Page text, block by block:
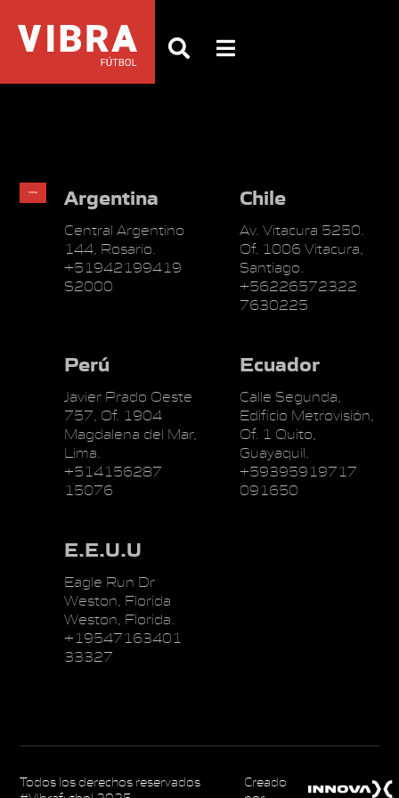
Argentina
Central Argentino
144, Rosario.
+51942199419
S2000
Chile
Av. Vitacura 5250.
Of. 1006 Vitacura,
Santiago.
+56226572322
7630225
Perú
Javier Prado Oeste
757, Of. 1904
Magdalena del Mar,
Lima.
+514156287
15076
Ecuador
Calle Segunda,
Edificio Metrovisión,
Of. 1 Quito,
Guayaquil.
+59395919717
091650
E.E.U.U
Eagle Run Dr
Weston, Florida
Weston, Florida.
+19547163401
33327
Todos los derechos reservados
Creado